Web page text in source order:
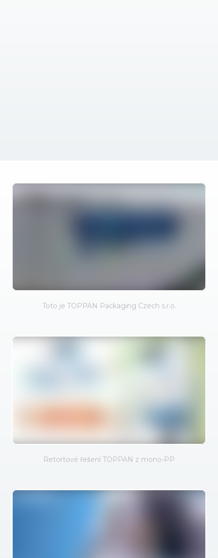
Toto je TOPPAN Packaging Czech s.r.o.
Retortové řešení TOPPAN z mono-PP